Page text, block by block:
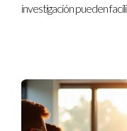
Generalmente toma
completamente. La
¿Puedo cambiar
satisfecho?
Sí, puedes cambiar
investigación pueden